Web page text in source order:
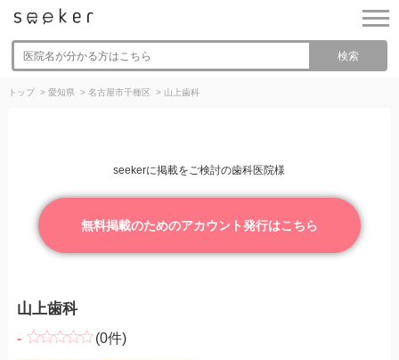
検索
トップ > 愛知県 > 名古屋市千種区 > 山上歯科
seekerに掲載をご検討の歯科医院様
無料掲載のためのアカウント発行はこちら
山上歯科
- (0件)